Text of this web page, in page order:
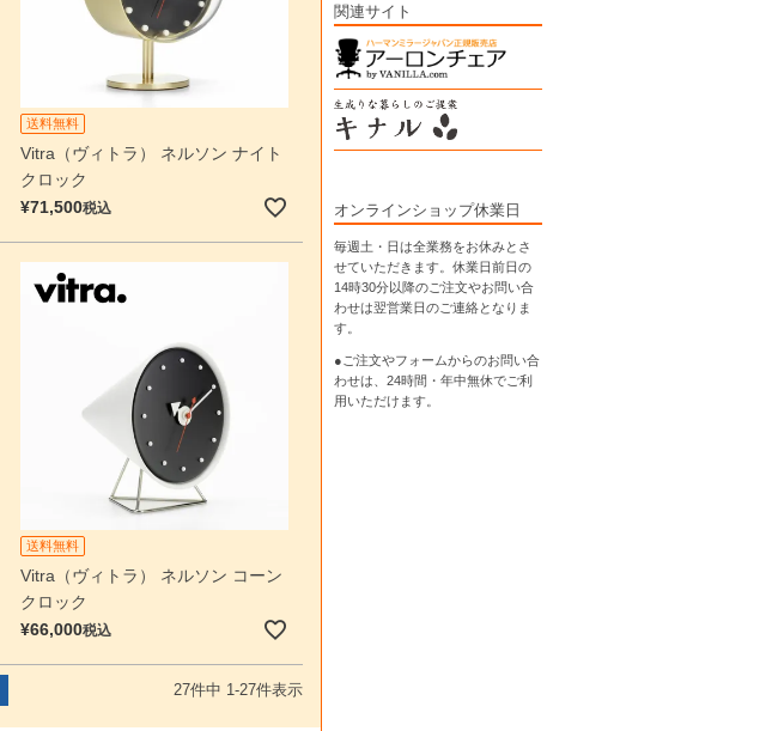
送料無料
Vitra（ヴィトラ） ネルソン ナイト
クロック
¥71,500税込
送料無料
Vitra（ヴィトラ） ネルソン コーン
クロック
¥66,000税込
27件中 1 -27件表示
関連サイト
オンラインショップ休業日
毎週土・日は全業務をお休みとさ
せていただきます。休業日前日の
14時30分以降のご注文やお問い合
わせは翌営業日のご連絡となりま
す。
●ご注文やフォームからのお問い合
わせは、 24時間・年中無休でご利
用いただけます。